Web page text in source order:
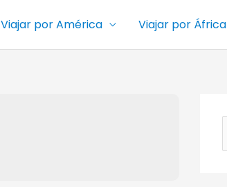
Viajar por América Viajar por África